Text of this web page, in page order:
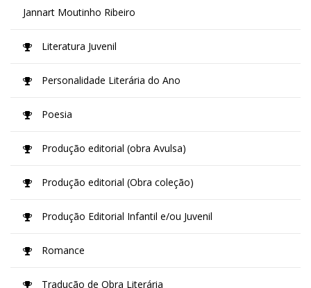
Jannart Moutinho Ribeiro
Literatura Juvenil
Personalidade Literária do Ano
Poesia
Produção editorial (obra Avulsa)
Produção editorial (Obra coleção)
Produção Editorial Infantil e/ou Juvenil
Romance
Tradução de Obra Literária